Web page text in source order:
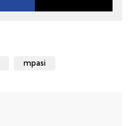
mpasi